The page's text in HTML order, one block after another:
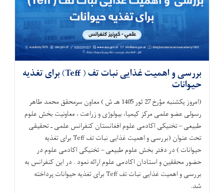
بررسی و اهمیت غذایی نبات تف ( Teff) برای تغذیه
حیوانات
(امروز یکشنبه مؤرخ 27 ثور 1405 هـ ش ) معاون سرمحقق محمد طاهر
رسولی عضو علمی مرکز کیمیا، بیولوژی و زراعت ، معاونیت بخش علوم
طبیعی – تخنیکی اکادمی علوم افغانستان کنفرانس علمی ـ تحقیقی
تحت عنوان (بررسی و اهمیت غذایی نبات تف Teff برای تغذیه
حیوانات ) در دفتر بخش علوم طبیعی – تخنیکی اکادمی علوم در
حضور محققین و استادان اکادمی علوم ارائه نمود . در این کنفرانس به
بررسی و اهمیت غذایی نبات تف Teff برای تغذیه حیوانات پرداخته
شد.